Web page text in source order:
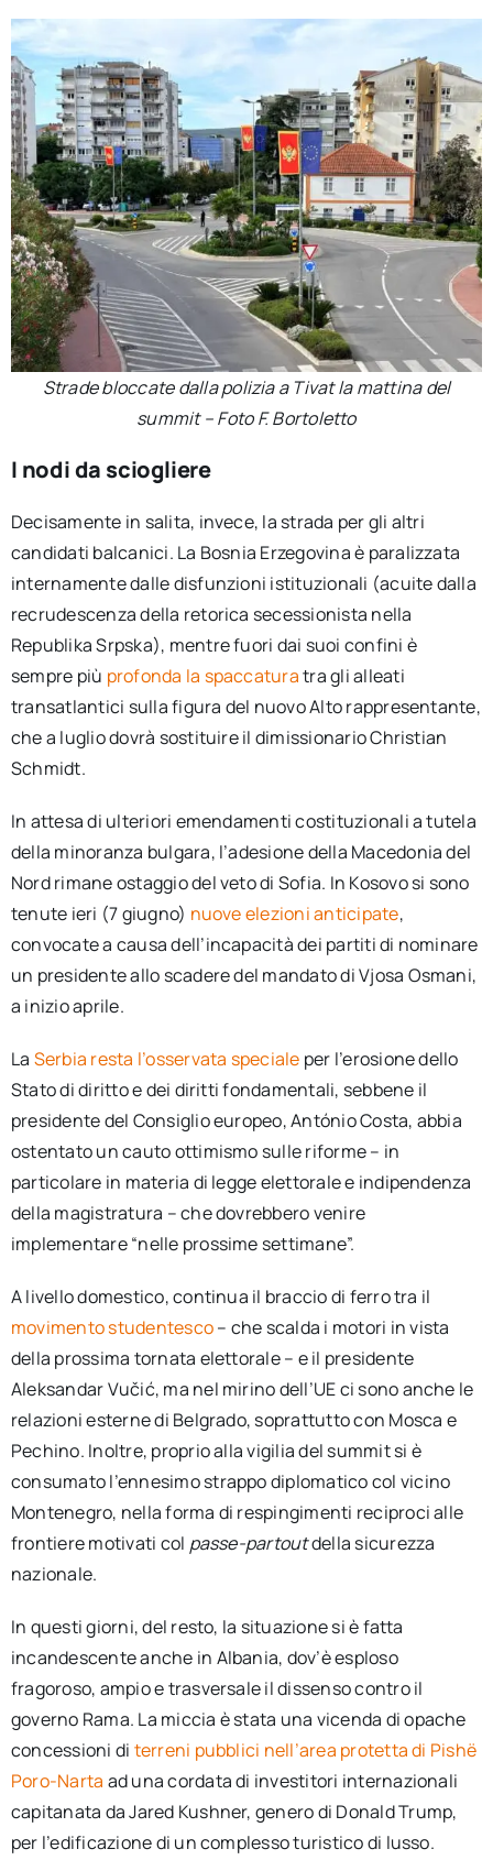
Strade bloccate dalla polizia a Tivat la mattina del
summit – Foto F. Bortoletto
I nodi da sciogliere
Decisamente in salita, invece, la strada per gli altri
candidati balcanici. La Bosnia Erzegovina è paralizzata
internamente dalle disfunzioni istituzionali (acuite dalla
recrudescenza della retorica secessionista nella
Republika Srpska), mentre fuori dai suoi confini è
sempre più profonda la spaccaturatra gli alleati
transatlantici sulla figura del nuovo Alto rappresentante,
che a luglio dovrà sostituire il dimissionario Christian
Schmidt.
In attesa di ulteriori emendamenti costituzionali a tutela
della minoranza bulgara, l’adesione della Macedonia del
Nord rimane ostaggio del veto di Sofia. In Kosovo si sono
tenute ieri (7 giugno) nuove elezioni anticipate,
convocate a causa dell’incapacità dei partiti di nominare
un presidente allo scadere del mandato di Vjosa Osmani,
a inizio aprile.
La Serbia resta l’osservata speciale per l’erosione dello
Stato di diritto e dei diritti fondamentali, sebbene il
presidente del Consiglio europeo, António Costa, abbia
ostentato un cauto ottimismo sulle riforme – in
particolare in materia di legge elettorale e indipendenza
della magistratura – che dovrebbero venire
implementare “nelle prossime settimane”.
A livello domestico, continua il braccio di ferro tra il
movimento studentesco– che scalda i motori in vista
della prossima tornata elettorale – e il presidente
Aleksandar Vučić, ma nel mirino dell’UE ci sono anche le
relazioni esterne di Belgrado, soprattutto con Mosca e
Pechino. Inoltre, proprio alla vigilia del summit si è
consumato l’ennesimo strappo diplomatico col vicino
Montenegro, nella forma di respingimenti reciproci alle
frontiere motivati col passe-partoutdella sicurezza
nazionale.
In questi giorni, del resto, la situazione si è fatta
incandescente anche in Albania, dov’è esploso
fragoroso, ampio e trasversale il dissenso contro il
governo Rama. La miccia è stata una vicenda di opache
concessioni di terreni pubblici nell’area protetta di Pishë
Poro-Narta ad una cordata di investitori internazionali
capitanata da Jared Kushner, genero di Donald Trump,
per l’edificazione di un complesso turistico di lusso.